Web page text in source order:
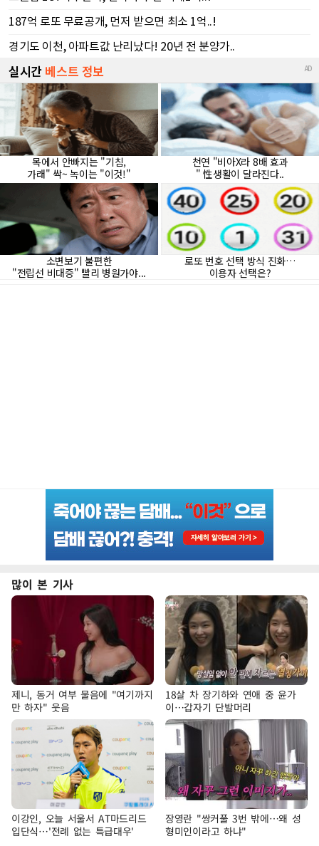
많이 본 기사
제니, 동거 여부 물음에 "여기까지
만 하자" 웃음
18살 차 장기하와 연애 중 윤가
이…갑자기 단발머리
이강인, 오늘 서울서 AT마드리드
입단식…'전례 없는 특급대우'
장영란 "쌍커풀 3번 밖에…왜 성
형미인이라고 하냐"